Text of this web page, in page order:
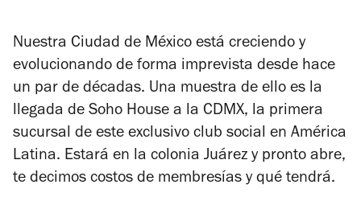
Nuestra Ciudad de México está creciendo y
evolucionando de forma imprevista desde hace
un par de décadas. Una muestra de ello es la
llegada de Soho House a la CDMX, la primera
sucursal de este exclusivo club social en América
Latina. Estará en la colonia Juárez y pronto abre,
te decimos costos de membresías y qué tendrá.